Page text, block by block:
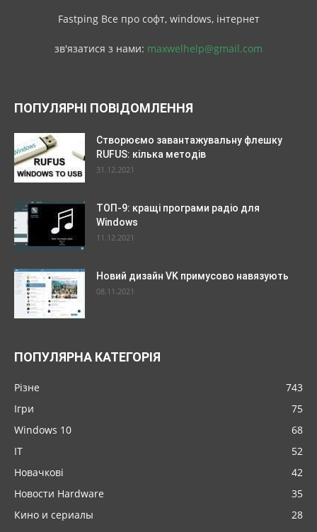
Fastping Все про софт, windows, інтернет
зв'язатися з нами: maxwelhelp@gmail.com
ПОПУЛЯРНІ ПОВІДОМЛЕННЯ
Створюємо завантажувальну флешку
RUFUS: кілька методів
31.12.2021
ТОП-9: кращі програми радіо для
Windows
11.12.2021
Новий дизайн VK примусово навязують
08.11.2021
ПОПУЛЯРНА КАТЕГОРІЯ
Різне
743
Ігри
75
Windows 10
68
IT
52
Новачкові
42
Новости Hardware
35
Кино и сериалы
28